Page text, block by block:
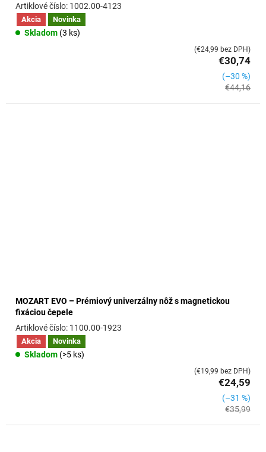
Akcia Novinka
Skladom (3 ks)
1002.00-4123
€44,16
(–30 %)
€30,74
(€24,99 bez DPH)
MOZART EVO – Prémiový univerzálny nôž s magnetickou
fixáciou čepele
Akcia Novinka
Skladom (>5 ks)
1100.00-1923
€35,99
(–31 %)
€24,59
(€19,99 bez DPH)